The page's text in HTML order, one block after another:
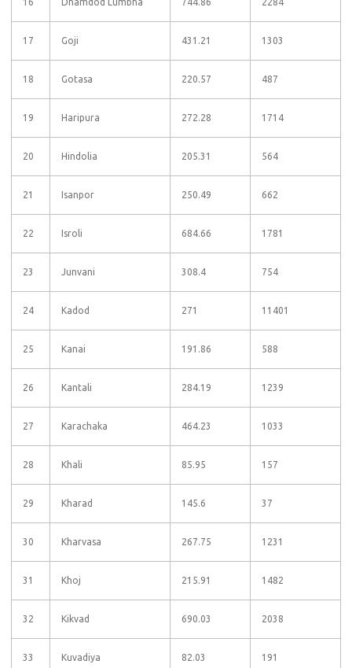
17 Goji 431.21 1303
18 Gotasa 220.57 487
19 Haripura 272.28 1714
20 Hindolia 205.31 564
21 Isanpor 250.49 662
22 Isroli 684.66 1781
23 Junvani 308.4 754
24 Kadod 271 11401
25 Kanai 191.86 588
26 Kantali 284.19 1239
27 Karachaka 464.23 1033
28 Khali 85.95 157
29 Kharad 145.6 37
30 Kharvasa 267.75 1231
31 Khoj 215.91 1482
32 Kikvad 690.03 2038
33 Kuvadiya 82.03 191